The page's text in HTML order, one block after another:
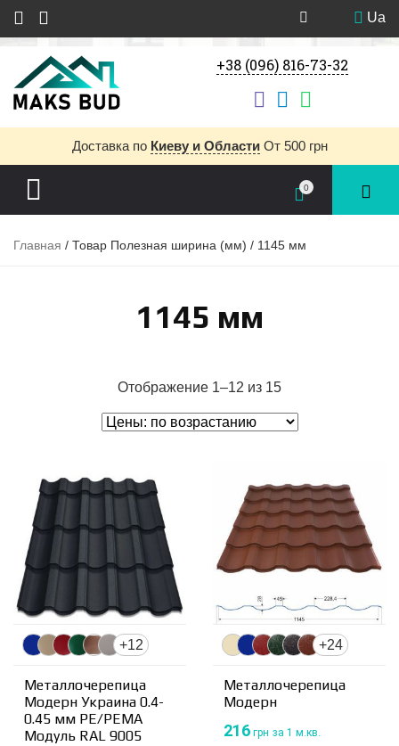
Ua
+38 (096) 816-73-32
Доставка по Киеву и Области От 500 грн
0
Главная / Товар Полезная ширина (мм) / 1145 мм
1145 мм
Отображение 1–12 из 15
+12
Металлочерепица
Модерн Украина 0.4-
0.45 мм PE/PEMA
Модуль RAL 9005
+24
Металлочерепица
Модерн
216 грн за 1 м.кв.